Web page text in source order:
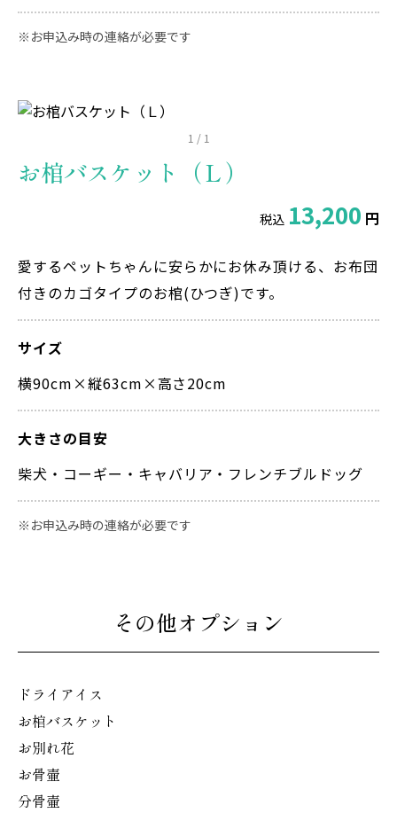
お申込み時の連絡が必要です
お棺バスケット（Ｌ）
税込 13,200 円
愛するペットちゃんに安らかにお休み頂ける、お布団
付きのカゴタイプのお棺(ひつぎ)です。
サイズ
横90cm×縦63cm×高さ20cm
大きさの目安
柴犬・コーギー・キャバリア・フレンチブルドッグ
お申込み時の連絡が必要です
1 / 1
その他オプション
ドライアイス
お棺バスケット
お別れ花
お骨壷
分骨壷